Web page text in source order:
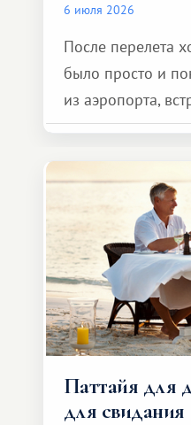
6 июля 2026
После перелета
было просто и
из аэропорта,
представителя
и спокойно
Паттайя для
для свидания